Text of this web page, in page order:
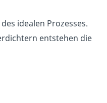
idealen Prozesses.
entstehen die